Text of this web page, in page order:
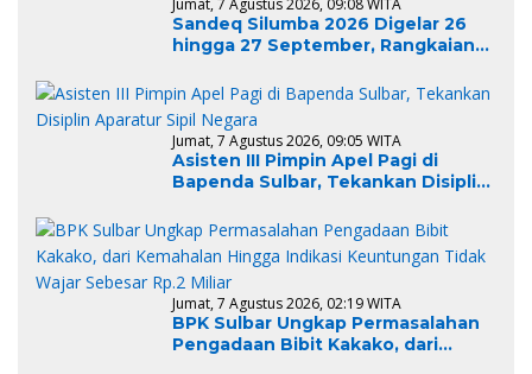
Sandeq Silumba 2026 Digelar 26
hingga 27 September, Rangkaian
Jumat, 7 Agustus 2026, 09:05 WITA
Asisten III Pimpin Apel Pagi di
Bapenda Sulbar, Tekankan Disiplin
Jumat, 7 Agustus 2026, 02:19 WITA
BPK Sulbar Ungkap Permasalahan
Pengadaan Bibit Kakako, dari